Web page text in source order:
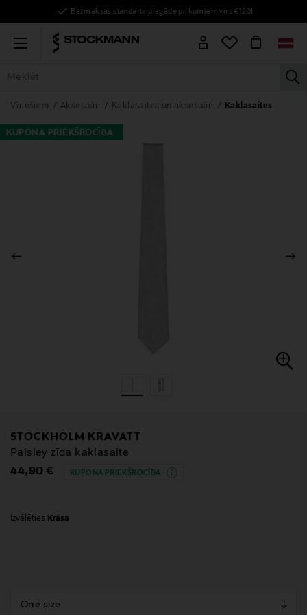
Bezmaksas standarta piegāde pirkumiem virs €120!
Menu
VISAS PRECES SIEVIETĒM VĪRIEŠIEM BĒRNIEM MĀJAI
Vīriešiem Aksesuāri Kaklasaites un aksesuāri Kaklasaites
KUPONA PRIEKŠROCĪBA
STOCKHOLM KRAVATT
Paisley zīda kaklasaite
Original Price
44,90 € KUPONA PRIEKŠROCĪBA
Izvēlēties Krāsa